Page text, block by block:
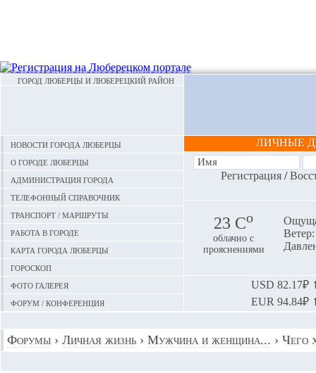
ГОРОД ЛЮБЕРЦЫ И ЛЮБЕРЕЦКИЙ РАЙОН
Новости города Люберцы
О городе Люберцы
Администрация города
Телефонный справочник
Транспорт / маршруты
Работа в городе
Карта города Люберцы
Гороскоп
Фото галерея
Форум / конференция
ЛИЧНЫЕ
Регистрация/
23 Сo
облачно с
прояснениями
USD 82.17₽
EUR 94.84₽
Форумы › Личная жизнь › Мужчина и женщина... › Чего